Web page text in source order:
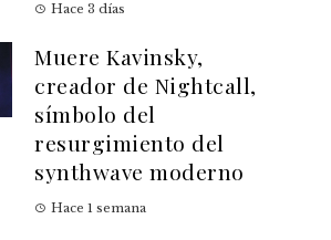
Hace 3 días
Muere Kavinsky,
creador de Nightcall,
símbolo del
resurgimiento del
synthwave moderno
Hace 1 semana